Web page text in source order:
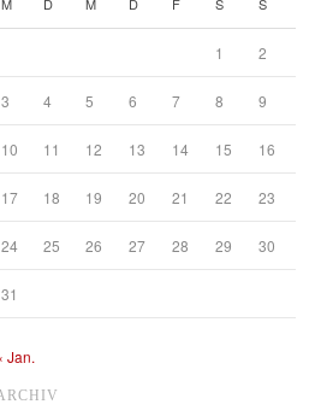
1 2
3 4 5 6 7 8 9
10 11 12 13 14 15 16
17 18 19 20 21 22 23
24 25 26 27 28 29 30
31
Jan.